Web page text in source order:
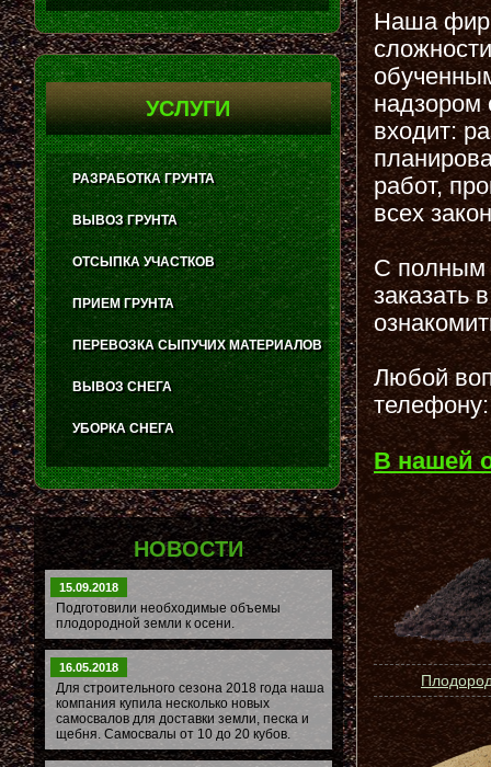
Наша
надзором
входит:
работ,
всех
С полным
заказать
Любой
В нашей
УСЛУГИ
РАЗРАБОТКА ГРУНТА
ВЫВОЗ ГРУНТА
ОТСЫПКА УЧАСТКОВ
ПРИЕМ ГРУНТА
ПЕРЕВОЗКА СЫПУЧИХ МАТЕРИАЛОВ
ВЫВОЗ СНЕГА
УБОРКА СНЕГА
НОВОСТИ
15.09.2018
Подготовили необходимые объемы
плодородной земли к осени.
16.05.2018
Для строительного сезона 2018 года наша
компания купила несколько новых
самосвалов для доставки земли, песка и
щебня. Самосвалы от 10 до 20 кубов.